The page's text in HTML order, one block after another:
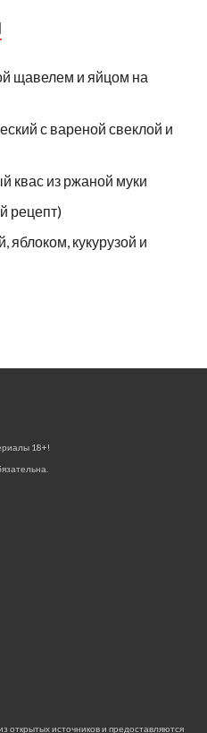
щавелем и яйцом на
с вареной свеклой и
квас из ржаной муки
рецепт)
яблоком, кукурузой и
18+!
открытых источников и предоставляются